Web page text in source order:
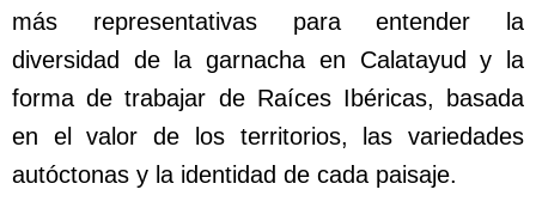
más representativas para entender la
diversidad de la garnacha en Calatayud y la
forma de trabajar de Raíces Ibéricas, basada
en el valor de los territorios, las variedades
autóctonas y la identidad de cada paisaje.